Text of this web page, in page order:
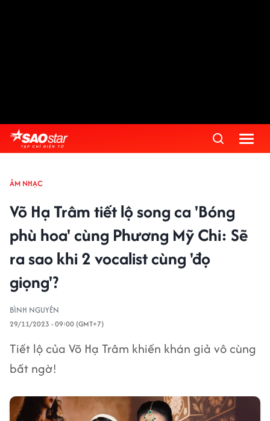
ÂM NHẠC
Võ Hạ Trâm tiết lộ song ca 'Bóng
phù hoa' cùng Phương Mỹ Chi: Sẽ
ra sao khi 2 vocalist cùng 'đọ
giọng'?
BÌNH NGUYÊN
29/11/2023 - 09:00 (GMT+7)
Tiết lộ của Võ Hạ Trâm khiến khán giả vô cùng
bất ngờ!